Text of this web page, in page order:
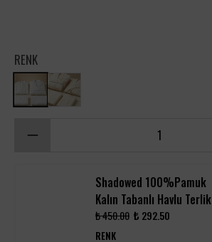
RENK
Shadowed 100%Pamuk
Kalın Tabanlı Havlu Terlik
₺ 450.00 ₺ 292.50
RENK